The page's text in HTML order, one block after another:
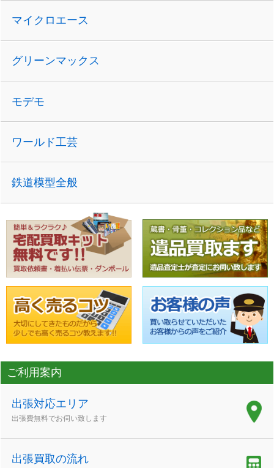
マイクロエース
グリーンマックス
モデモ
ワールド工芸
鉄道模型全般
ご利用案内
出張対応エリア
出張費無料でお伺い致します
出張買取の流れ